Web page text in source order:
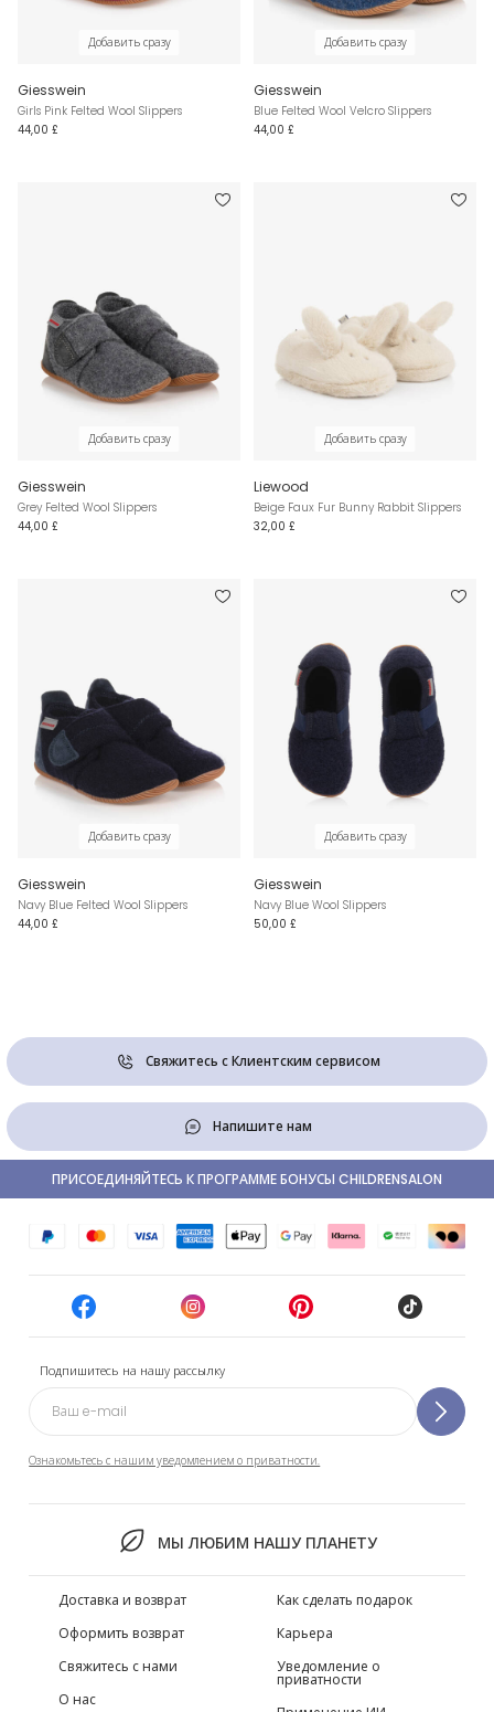
Добавить сразу
Giesswein
Girls Pink Felted Wool Slippers
44,00 £
Добавить сразу
Giesswein
Blue Felted Wool Velcro Slippers
44,00 £
Добавить сразу
Giesswein
Grey Felted Wool Slippers
44,00 £
Добавить сразу
Liewood
Beige Faux Fur Bunny Rabbit Slippers
32,00 £
Добавить сразу
Giesswein
Navy Blue Felted Wool Slippers
44,00 £
Добавить сразу
Giesswein
Navy Blue Wool Slippers
50,00 £
Свяжитесь с Клиентским сервисом
Напишите нам
Подпишитесь на нашу рассылку
Ознакомьтесь с нашим уведомлением о приватности.
МЫ ЛЮБИМ НАШУ ПЛАНЕТУ
ПРИСОЕДИНЯЙТЕСЬ К ПРОГРАММЕ БОНУСЫ CHILDRENSALON
Доставка и возврат
Оформить возврат
Свяжитесь с нами
О нас
Как сделать подарок
Карьера
Уведомление о
приватности